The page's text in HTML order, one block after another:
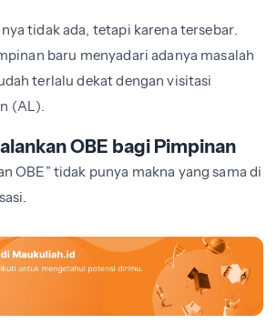
tidak ada, tetapi karena tersebar.
baru menyadari adanya masalah
terlalu dekat dengan visitasi
(AL).
OBE bagi Pimpinan
OBE” tidak punya makna yang sama di